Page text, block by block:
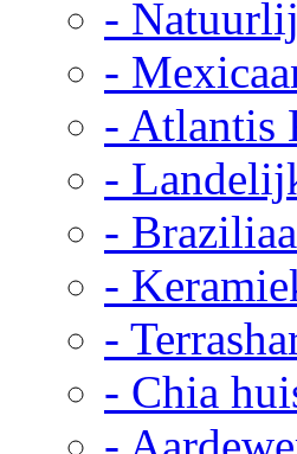
-
-
- Atlantis
-
-
-
-
- Chia